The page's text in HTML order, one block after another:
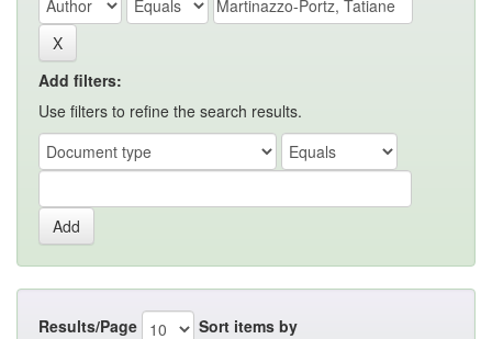
Add filters:
Use filters to refine the search results.
Results/Page Sort items by